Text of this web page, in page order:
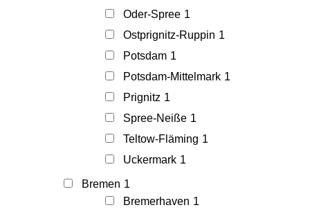
Oder-Spree 1
Ostprignitz-Ruppin 1
Potsdam 1
Potsdam-Mittelmark 1
Prignitz 1
Spree-Neiße 1
Teltow-Fläming 1
Uckermark 1
Bremen 1
Bremerhaven 1